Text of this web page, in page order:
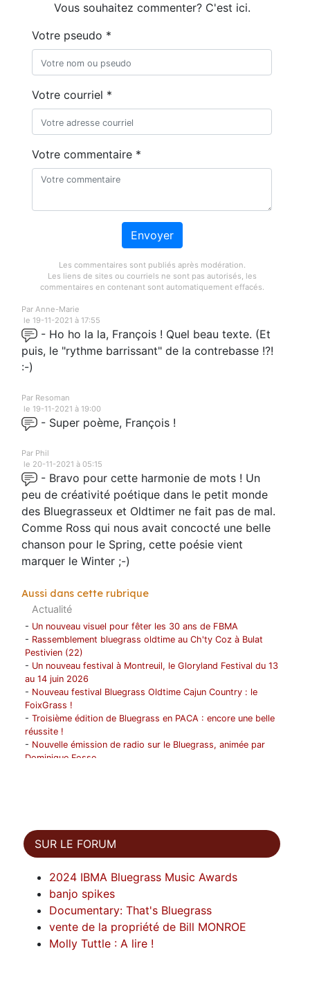
Vous souhaitez commenter? C'est ici.
Votre pseudo *
Votre courriel *
Votre commentaire *
Envoyer
Les commentaires sont publiés après modération.
Les liens de sites ou courriels ne sont pas autorisés, les
commentaires en contenant sont automatiquement effacés.
Par Anne-Marie
le 19-11-2021 à 17:55
- Ho ho la la, François ! Quel beau texte. (Et
puis, le "rythme barrissant" de la contrebasse !?!
:-)
Par Resoman
le 19-11-2021 à 19:00
- Super poème, François !
Par Phil
le 20-11-2021 à 05:15
- Bravo pour cette harmonie de mots ! Un
peu de créativité poétique dans le petit monde
des Bluegrasseux et Oldtimer ne fait pas de mal.
Comme Ross qui nous avait concocté une belle
chanson pour le Spring, cette poésie vient
marquer le Winter ;-)
Aussi dans cette rubrique
Actualité
- Un nouveau visuel pour fêter les 30 ans de FBMA
- Rassemblement bluegrass oldtime au Ch'ty Coz à Bulat
Pestivien (22)
- Un nouveau festival à Montreuil, le Gloryland Festival du 13
au 14 juin 2026
- Nouveau festival Bluegrass Oldtime Cajun Country : le
FoixGrass !
-Troisième édition de Bluegrass en PACA : encore une belle
réussite !
- Nouvelle émission de radio sur le Bluegrass, animée par
Dominique Fosse
-
-
1975-2025 Paris Banjo Session Vol 1 fête ses 50 ans
Carte du Bluegrass
Vichy Winter 2025 du 7 au 9/11 : inscriptions ouvertes !
Weekend Jam Bluegrass et Oldtime à Saint Brieuc de
Mauron (56)
Décès de Bernard Saintagne
Décès de Philippe Bourgeois
SUR LE FORUM
2024 IBMA Bluegrass Music Awards
banjo spikes
Documentary: That's Bluegrass
vente de la propriété de Bill MONROE
Molly Tuttle : A lire !